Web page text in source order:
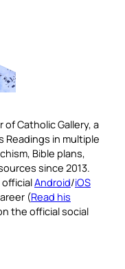
Catholic Gallery, a
Readings in multiple
Bible plans,
since 2013.
Android/iOS
(Read his
the official social